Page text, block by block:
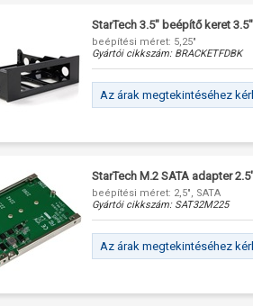
StarTech 3.5" beépítő keret
beépítési méret: 5,25"
Gyártói cikkszám: BRACKETFDBK
Az árak megtekintéséhez
StarTech M.2 SATA adapter
beépítési méret: 2,5", SATA
Gyártói cikkszám: SAT32M225
Az árak megtekintéséhez